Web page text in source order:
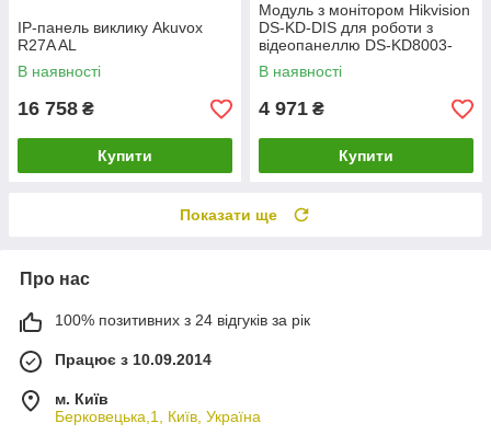
IP-панель виклику Akuvox
R27A AL
В наявності
16 758 ₴
Купити
Модуль з монітором Hikvision
DS-KD-DIS для роботи з
відеопанеллю DS-KD8003-
IME1
В наявності
4 971 ₴
Купити
Показати ще
Про нас
100% позитивних з 24 відгуків за рік
Працює з 10.09.2014
м. Київ
Берковецька,1, Київ, Україна